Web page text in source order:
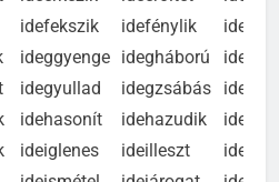
ideérkezik ideerőltet
idefekszik idefénylik
ideggyenge idegháború
idegyullad idegzsábás
idehasonít idehazudik
ideiglenes ideilleszt